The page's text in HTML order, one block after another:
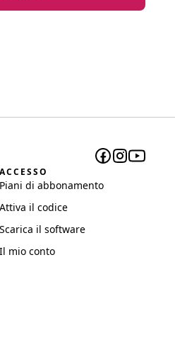
ACCESSO
Piani di abbonamento
Attiva il codice
Scarica il software
Il mio conto